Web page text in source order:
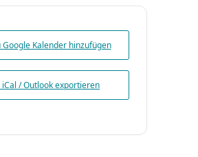
Google Kalender hinzufügen
iCal / Outlook exportieren